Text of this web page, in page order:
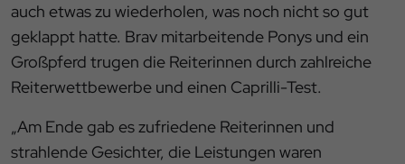
auch etwas zu wiederholen, was noch nicht so gut
geklappt hatte. Brav mitarbeitende Ponys und ein
Großpferd trugen die Reiterinnen durch zahlreiche
Reiterwettbewerbe und einen Caprilli-Test.
„Am Ende gab es zufriedene Reiterinnen und
strahlende Gesichter, die Leistungen waren